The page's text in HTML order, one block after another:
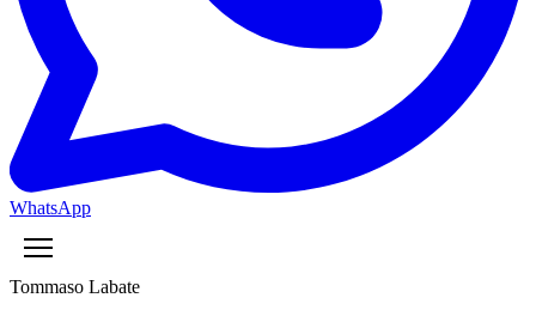
WhatsApp
Tommaso Labate